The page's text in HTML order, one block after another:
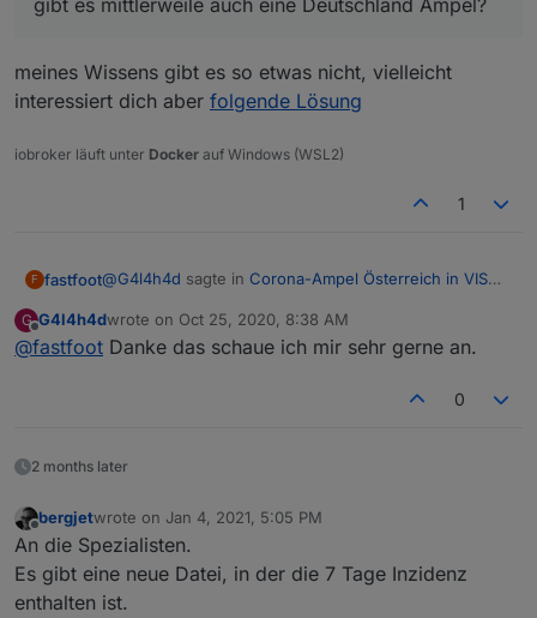
gibt es mittlerweile auch eine Deutschland Ampel?
meines Wissens gibt es so etwas nicht, vielleicht
interessiert dich aber folgende Lösung
iobroker läuft unter Docker auf Windows (WSL2)
1
F fastfoot@G4l4h4d sagte in Corona-Ampel Österreich in VIS
Hallo Leute,
G
Offline
G4l4h4dwrote on Oct 25, 2020, 8:38 AM
last edited by
@fastfoot Danke das schaue ich mir sehr gerne an.
0
2 months later
Offline
bergjetwrote on Jan 4, 2021, 5:05 PM
last edited by
An die Spezialisten.
Es gibt eine neue Datei, in der die 7 Tage Inzidenz
enthalten ist.